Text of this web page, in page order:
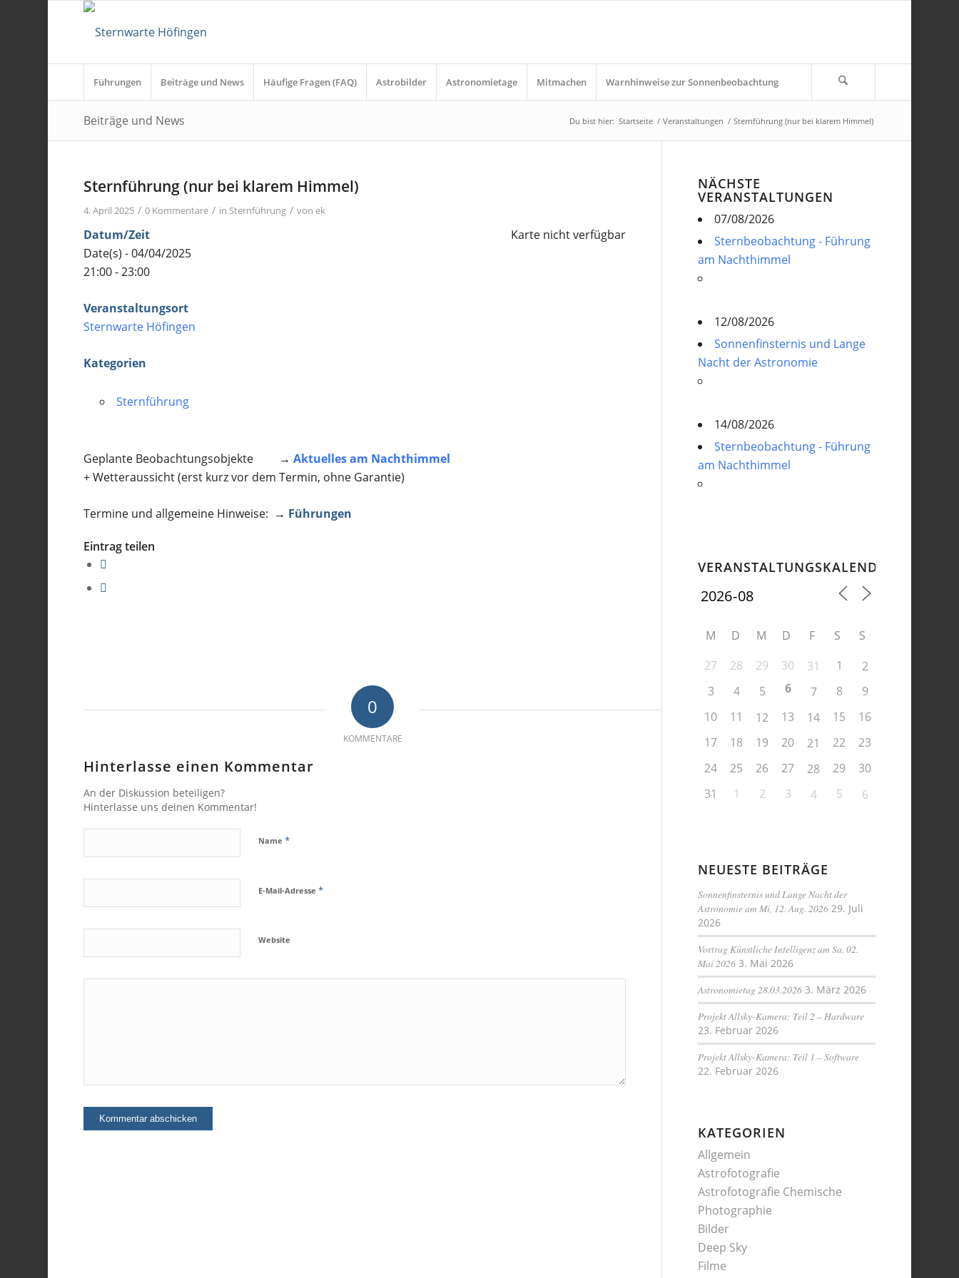
Führungen Beiträge und News Häufige Fragen (FAQ) Astrobilder Astronomietage Mitmachen Warnhinweise zur Sonnenbeobachtung
Beiträge und News Du bist hier: Startseite / Veranstaltungen / Sternführung (nur bei klarem Himmel)
Sternführung (nur bei klarem Himmel)
4. April 2025 / 0 Kommentare / in Sternführung / vonek
Karte nicht verfügbar
Datum/Zeit
Date(s) - 04/04/2025
21:00 - 23:00
Veranstaltungsort
Sternwarte Höfingen
Kategorien
Sternführung
Geplante Beobachtungsobjekte →Aktuelles am Nachthimmel
+ Wetteraussicht (erst kurz vor dem Termin, ohne Garantie)
Termine und allgemeine Hinweise: → Führungen
Eintrag teilen
0
KOMMENTARE
Hinterlasse einen Kommentar
An der Diskussion beteiligen?
Hinterlasse uns deinen Kommentar!
Name*
E-Mail-Adresse*
Website
NÄCHSTE
VERANSTALTUNGEN
07/08/2026
Sternbeobachtung - Führung
am Nachthimmel
12/08/2026
Sonnenfinsternis und Lange
Nacht der Astronomie
14/08/2026
Sternbeobachtung - Führung
am Nachthimmel
VERANSTALTUNGSKALENDER
M D M D F S
S
27
28 29 30 31 1
2
3
4 5 6 7 8
9
10
11 12 13 14 15
16
17
18 19 20 21 22
23
24
25 26 27 28 29
30
31
1 2 3 4 5 6
NEUESTE BEITRÄGE
Sonnenfinsternis und Lange Nacht der
Astronomie am Mi, 12. Aug. 2026 29. Juli
2026
Vortrag Künstliche Intelligenz am Sa. 02.
Mai 2026 3. Mai 2026
Astronomietag 28.03.2026 3. März 2026
Projekt Allsky-Kamera: Teil 2 – Hardware
23. Februar 2026
Projekt Allsky-Kamera: Teil 1 – Software
22. Februar 2026
KATEGORIEN
Allgemein
Astrofotografie
Astrofotografie Chemische
Photographie
Bilder
Deep Sky
Filme